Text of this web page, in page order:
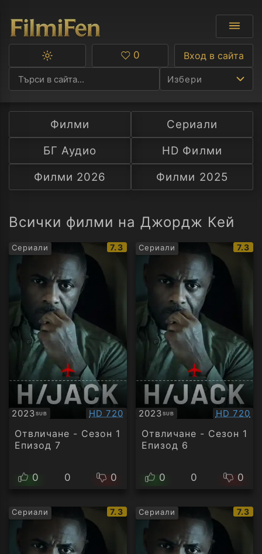
Избери
Ф
С
А
Превключване
тъмна
тема
Любими
0 Вход в сайта
Филми
Сериали
БГ Аудио
HD Филми
Филми 2026
Филми 2025
Всички филми на Джордж Кей
Сериали
IMDb
рейтинг:
7.3
2023SUB
Субтитри Качество:
HD 720
Отвличане - Сезон 1
Епизод 7
0 0 0
Сериали
IMDb
7.3
2023SUB
Субтитри HD 720
Отвличане - Сезон 1
Епизод 6
0 0 0
Сериали
IMDb
рейтинг:
7.3 Сериали
IMDb
7.3